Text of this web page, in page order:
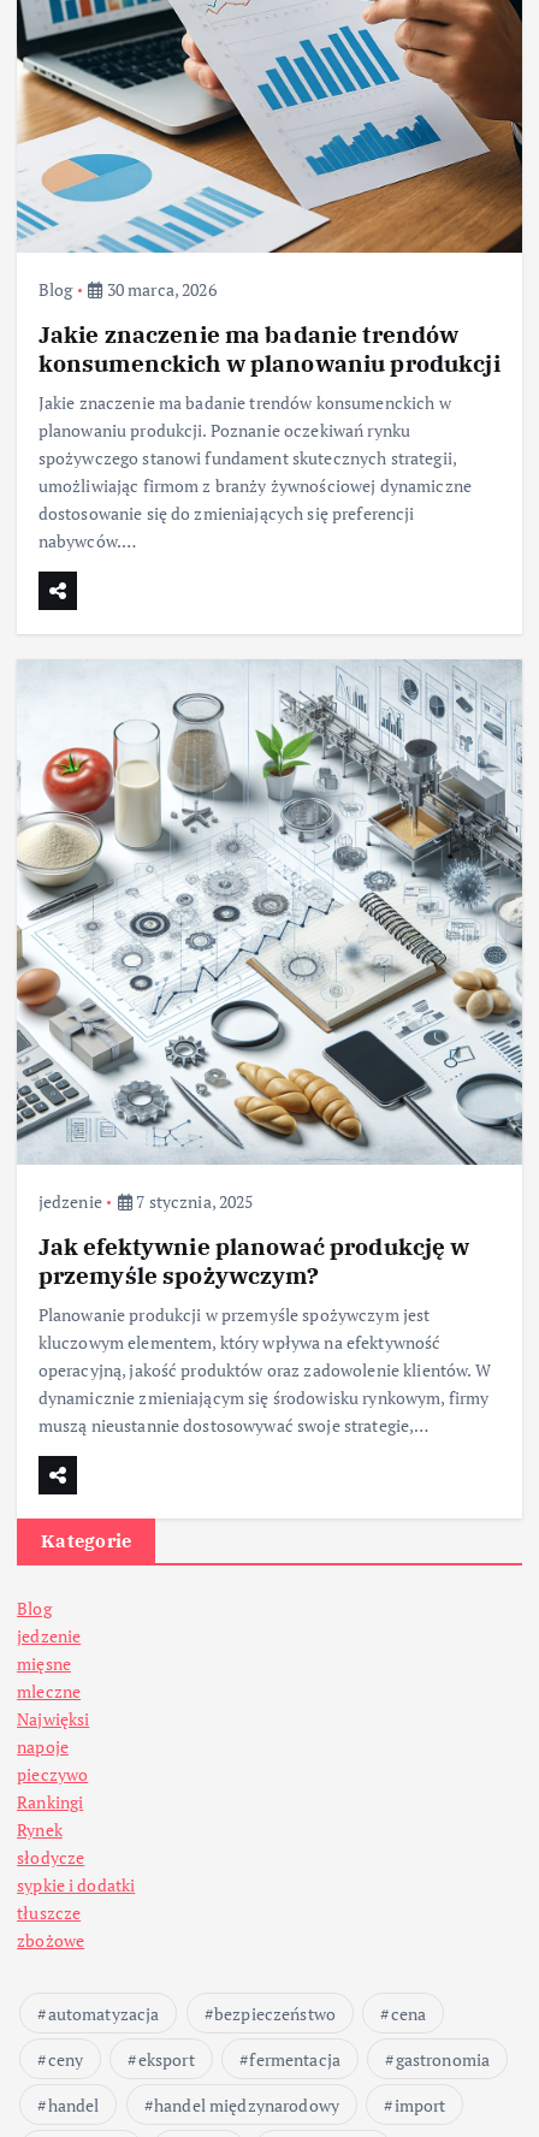
Blog 30 marca, 2026
Jakie znaczenie ma badanie trendów
konsumenckich w planowaniu produkcji
Jakie znaczenie ma badanie trendów konsumenckich w
planowaniu produkcji. Poznanie oczekiwań rynku
spożywczego stanowi fundament skutecznych strategii,
umożliwiając firmom z branży żywnościowej dynamiczne
dostosowanie się do zmieniających się preferencji
nabywców.…
jedzenie 7 stycznia, 2025
Jak efektywnie planować produkcję w
przemyśle spożywczym?
Planowanie produkcji w przemyśle spożywczym jest
kluczowym elementem, który wpływa na efektywność
operacyjną, jakość produktów oraz zadowolenie klientów. W
dynamicznie zmieniającym się środowisku rynkowym, firmy
muszą nieustannie dostosowywać swoje strategie,…
Kategorie
Blog
jedzenie
mięsne
mleczne
Najwięksi
napoje
pieczywo
Rankingi
Rynek
słodycze
sypkie i dodatki
tłuszcze
zbożowe
automatyzacja bezpieczeństwo
cena
ceny
eksport fermentacja
gastronomia
handel
handel międzynarodowy
import